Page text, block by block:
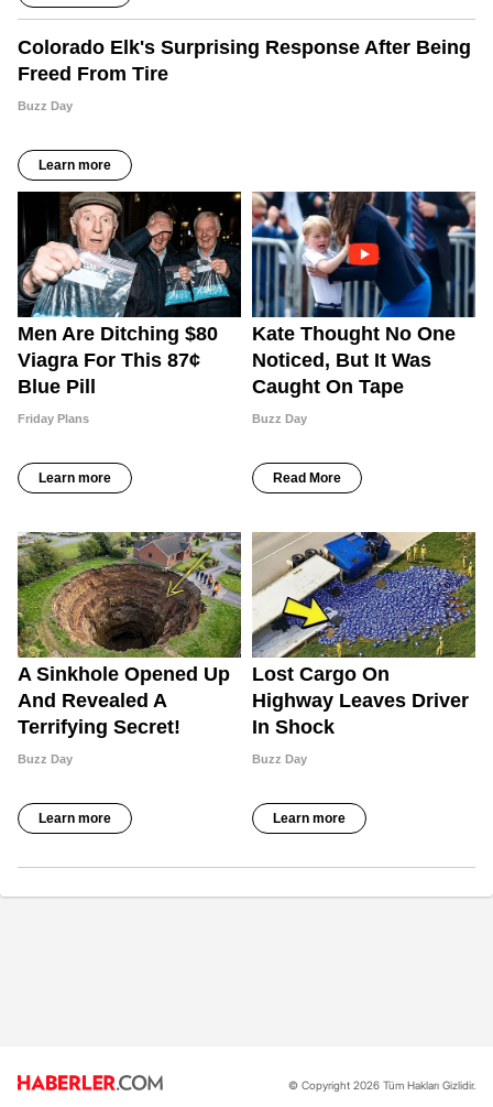
© Copyright 2026 Tüm Hakları Gizlidir.